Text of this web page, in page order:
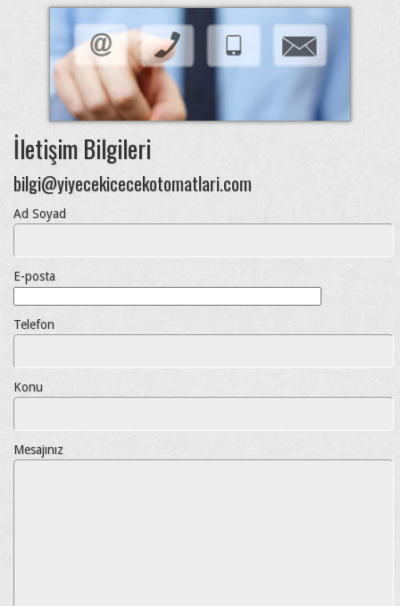
İletişim Bilgileri
bilgi@yiyecekicecekotomatlari.com
Ad Soyad
E-posta
Telefon
Konu
Mesajınız